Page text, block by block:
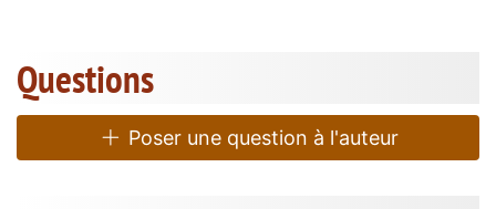
Questions
Poser une question à l'auteur